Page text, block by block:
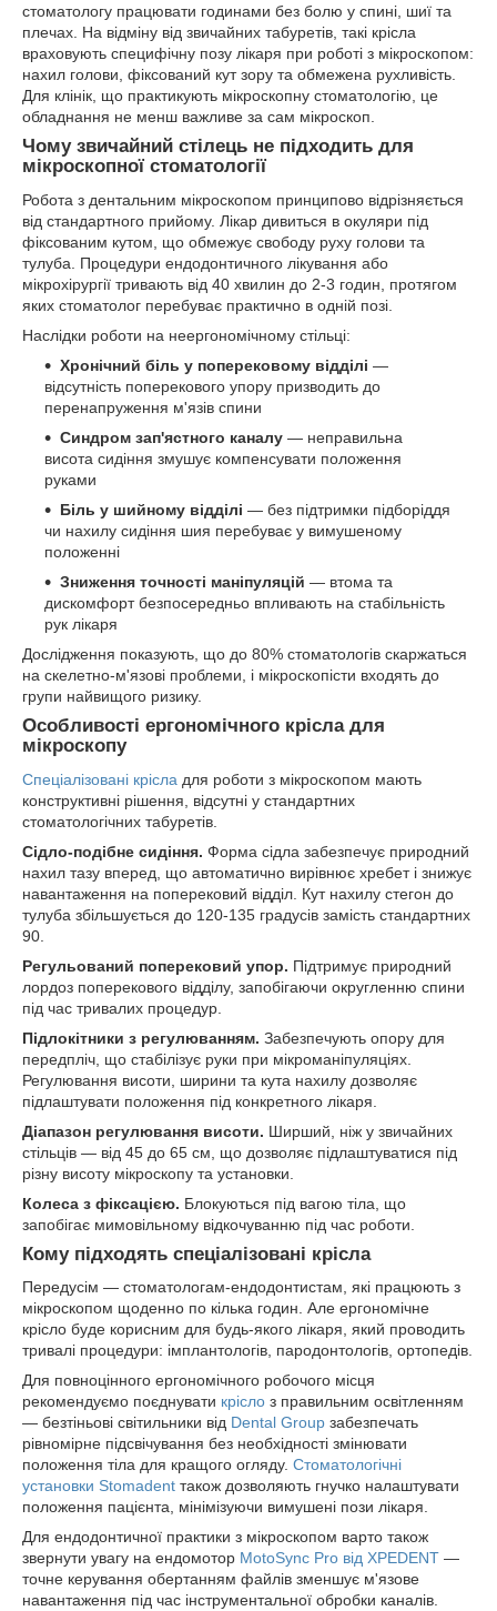
стоматологу працювати годинами без болю у спині, шиї та
плечах. На відміну від звичайних табуретів, такі крісла
враховують специфічну позу лікаря при роботі з мікроскопом:
нахил голови, фіксований кут зору та обмежена рухливість.
Для клінік, що практикують мікроскопну стоматологію, це
обладнання не менш важливе за сам мікроскоп.
Чому звичайний стілець не підходить для
мікроскопної стоматології
Робота з дентальним мікроскопом принципово відрізняється
від стандартного прийому. Лікар дивиться в окуляри під
фіксованим кутом, що обмежує свободу руху голови та
тулуба. Процедури ендодонтичного лікування або
мікрохірургії тривають від 40 хвилин до 2-3 годин, протягом
яких стоматолог перебуває практично в одній позі.
Наслідки роботи на неергономічному стільці:
Хронічний біль у поперековому відділі —
відсутність поперекового упору призводить до
перенапруження м'язів спини
Синдром зап'ястного каналу — неправильна
висота сидіння змушує компенсувати положення
руками
Біль у шийному відділі — без підтримки підборіддя
чи нахилу сидіння шия перебуває у вимушеному
положенні
Зниження точності маніпуляцій — втома та
дискомфорт безпосередньо впливають на стабільність
рук лікаря
Дослідження показують, що до 80% стоматологів скаржаться
на скелетно-м'язові проблеми, і мікроскопісти входять до
групи найвищого ризику.
Особливості ергономічного крісла для
мікроскопу
Спеціалізовані крісла для роботи з мікроскопом мають
конструктивні рішення, відсутні у стандартних
стоматологічних табуретів.
Сідло-подібне сидіння. Форма сідла забезпечує природний
нахил тазу вперед, що автоматично вирівнює хребет і знижує
навантаження на поперековий відділ. Кут нахилу стегон до
тулуба збільшується до 120-135 градусів замість стандартних
90.
Регульований поперековий упор. Підтримує природний
лордоз поперекового відділу, запобігаючи округленню спини
під час тривалих процедур.
Підлокітники з регулюванням. Забезпечують опору для
передпліч, що стабілізує руки при мікроманіпуляціях.
Регулювання висоти, ширини та кута нахилу дозволяє
підлаштувати положення під конкретного лікаря.
Діапазон регулювання висоти. Ширший, ніж у звичайних
стільців — від 45 до 65 см, що дозволяє підлаштуватися під
різну висоту мікроскопу та установки.
Колеса з фіксацією. Блокуються під вагою тіла, що
запобігає мимовільному відкочуванню під час роботи.
Кому підходять спеціалізовані крісла
Передусім — стоматологам-ендодонтистам, які працюють з
мікроскопом щоденно по кілька годин. Але ергономічне
крісло буде корисним для будь-якого лікаря, який проводить
тривалі процедури: імплантологів, пародонтологів, ортопедів.
Для повноцінного ергономічного робочого місця
рекомендуємо поєднувати крісло з правильним освітленням
— безтіньові світильники від Dental Group забезпечать
рівномірне підсвічування без необхідності змінювати
положення тіла для кращого огляду. Стоматологічні
установки Stomadent також дозволяють гнучко налаштувати
положення пацієнта, мінімізуючи вимушені пози лікаря.
Для ендодонтичної практики з мікроскопом варто також
звернути увагу на ендомотор MotoSync Pro від XPEDENT —
точне керування обертанням файлів зменшує м'язове
навантаження під час інструментальної обробки каналів.